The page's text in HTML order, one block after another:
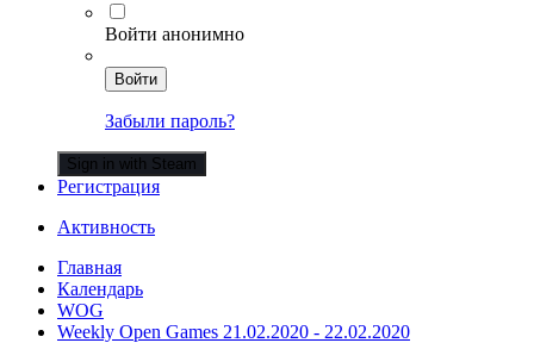
Войти анонимно
Войти
Забыли пароль?
Sign in with Steam
Регистрация
Активность
Главная
Календарь
WOG
Weekly Open Games 21.02.2020 - 22.02.2020